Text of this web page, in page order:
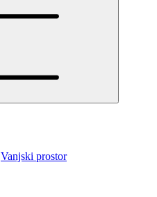
Vanjski prostor